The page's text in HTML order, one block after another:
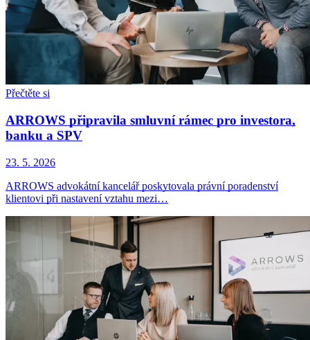
Přečtěte si
ARROWS připravila smluvní rámec pro investora,
banku a SPV
23. 5. 2026
ARROWS advokátní kancelář poskytovala právní poradenství
klientovi při nastavení vztahu mezi…